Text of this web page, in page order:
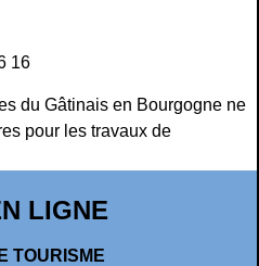
16
du Gâtinais en Bourgogne ne
pour les travaux de
LIGNE
TOURISME